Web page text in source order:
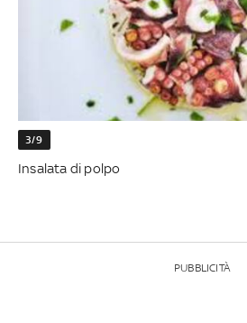
3/9
Insalata di polpo
PUBBLICITÀ